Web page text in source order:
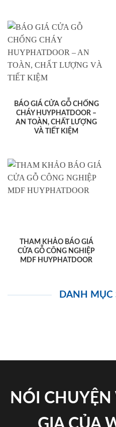
BÁO GIÁ CỬA GỖ CHỐNG
CHÁY HUYPHATDOOR –
AN TOÀN, CHẤT LƯỢNG
VÀ TIẾT KIỆM
THAM KHẢO BÁO GIÁ
CỬA GỖ CÔNG NGHIỆP
MDF HUYPHATDOOR
DANH MỤC
NÓI